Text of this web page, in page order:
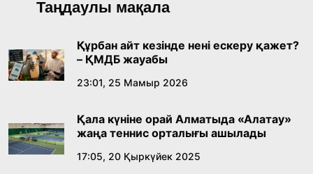
лингвомәдени сипаты
09:21, 21 Шілде 2026
Абайдың адам тәрбиесі туралы
18:59, 20 Шілде 2026
Жасанды интеллект: адамзаттың көмекшісі
Таңдаулы мақала
Құрбан айт кезінде нені ескеру қажет?
– ҚМДБ жауабы
23:01, 25 Мамыр 2026
Қала күніне орай Алматыда «Алатау»
жаңа теннис орталығы ашылады
17:05, 20 Қыркүйек 2025